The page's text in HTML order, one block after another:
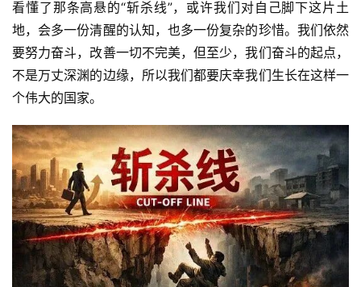
看懂了那条高悬的“斩杀线”，或许我们对自己脚下这片土
地，会多一份清醒的认知，也多一份复杂的珍惜。我们依然
要努力奋斗，改善一切不完美，但至少，我们奋斗的起点，
不是万丈深渊的边缘，所以我们都要庆幸我们生长在这样一
个伟大的国家。